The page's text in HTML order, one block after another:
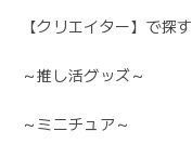
【クリエイター】で探す
～推し活グッズ～
～ミニチュア～